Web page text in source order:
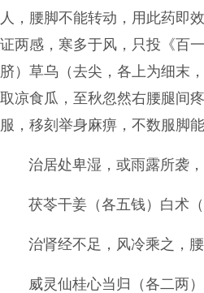
人，腰脚不能转动，用此药即
证两感，寒多于风，只投《百
脐）草乌（去尖，各上为细末
取凉食瓜，至秋忽然右腰腿间
服，移刻举身麻痹，不数服脚
治居处卑湿，或雨露所袭
茯苓干姜（各五钱）白术
治肾经不足，风冷乘之，
威灵仙桂心当归（各二两